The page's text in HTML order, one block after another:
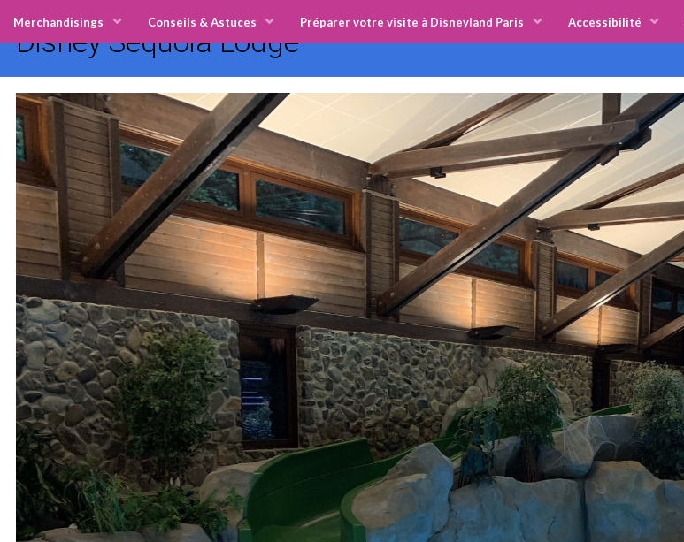
Merchandisings Conseils & Astuces Préparer votre visite à Disneyland Paris Accessibilité
Disney Sequoia Lodge